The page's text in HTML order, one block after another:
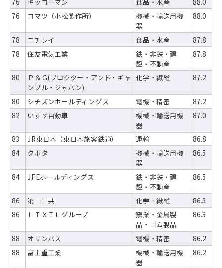
76
キッコーマン 食品・水産
88.0
76
コマツ（小松製作所）
機械・輸送用機
器
88.0
78 ニチレイ 食品・水産
87.8
78
住友電気工業
鉄・非鉄・建
設・不動産
87.8
80
Ｐ＆Ｇ(プロクター・アンド・ギャ
ンブル・ジャパン)
化学・繊維 87.2
80 シチズンホールディングス 電機・精密
87.2
82
いすゞ自動車
機械・輸送用機
器
87.0
83 JR東日本（東日本旅客鉄道） 運輸
86.8
84
クボタ
機械・輸送用機
器
86.5
84 JFEホールディングス
鉄・非鉄・建
設・不動産
86.5
86 第一三共 化学・繊維
86.3
86
ＬＩＸＩＬグループ
窯業・金属製
品・ゴム製品
86.3
88 オリンパス 電機・精密
86.2
88
富士重工業
機械・輸送用機
器
86.2